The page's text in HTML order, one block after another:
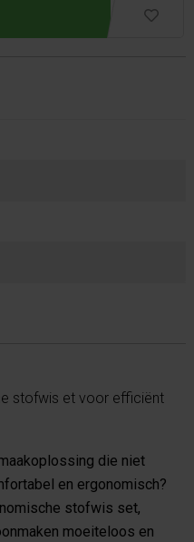
stofwis et voor efficiënt
die niet
en ergonomisch?
stofwis set,
moeiteloos en